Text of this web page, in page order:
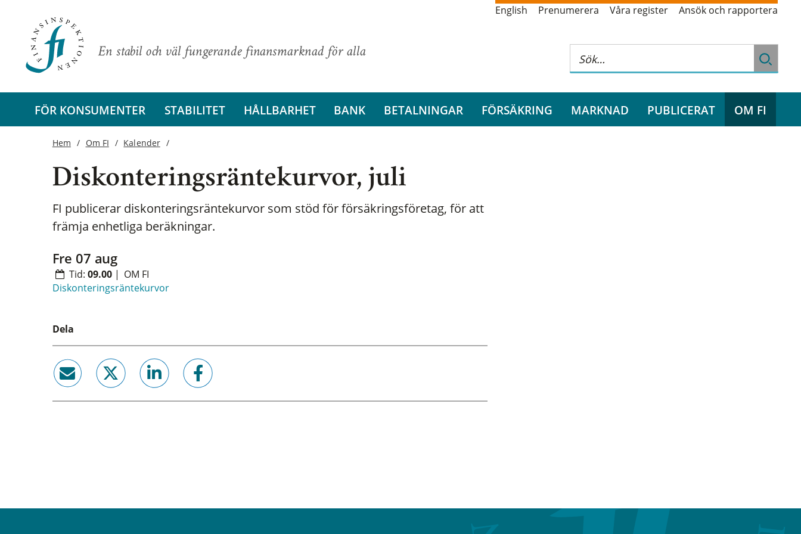
En stabil och väl fungerande finansmarknad för alla
English Prenumerera Våra register Ansök och rapportera
FÖR KONSUMENTER STABILITET HÅLLBARHET BANK BETALNINGAR FÖRSÄKRING MARKNAD PUBLICERAT OM FI
Hem Om FI Kalender
Diskonteringsräntekurvor, juli
FI publicerar diskonteringsräntekurvor som stöd för försäkringsföretag, för att
främja enhetliga beräkningar.
fre 07 aug
Tid:09.00 | OM FI
Diskonteringsräntekurvor
Dela